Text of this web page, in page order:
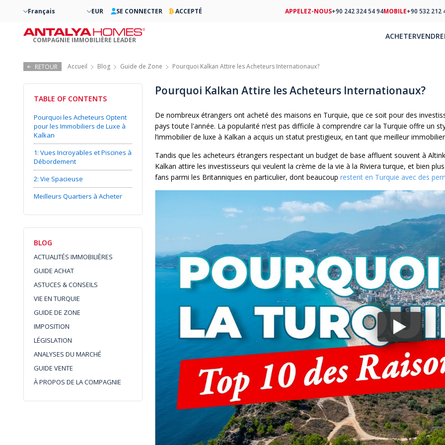
RETOUR Accueil Blog Guide de Zone Pourquoi Kalkan Attire les Acheteurs Internationaux?
TABLE OF CONTENTS
Pourquoi les Acheteurs Optent
pour les Immobiliers de Luxe à
Kalkan
1: Vues Incroyables et Piscines à
Débordement
2: Vie Spacieuse
Meilleurs Quartiers à Acheter
BLOG
ACTUALITÉS IMMOBILIÈRES
GUIDE ACHAT
ASTUCES & CONSEILS
VIE EN TURQUIE
GUIDE DE ZONE
IMPOSITION
LÉGISLATION
ANALYSES DU MARCHÉ
GUIDE VENTE
À PROPOS DE LA COMPAGNIE
Pourquoi Kalkan Attire les Acheteurs Internationaux?
De nombreux étrangers ont acheté des maisons en Turquie, que ce soit pour des
pays toute l'année. La popularité n’est pas difficile à comprendre car la Turquie offre un
l’immobilier de luxe à Kalkan a acquis un statut prestigieux, en tant que meilleur
Tandis que les acheteurs étrangers respectant un budget de base affluent souvent à
Kalkan attire les investisseurs qui veulent la crème de la vie à la Riviera turque, et bien
fans parmi les Britanniques en particulier, dont beaucoup restent en Turquie avec des
Français EUR SE CONNECTER ACCEPTÉ
COMPAGNIE IMMOBILIÈRE LEADER
APPELEZ-NOUS+90 242 324 54 94MOBILE+90 532 212
ACHETERVENDRE